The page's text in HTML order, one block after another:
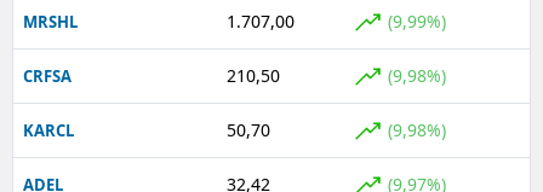
MRSHL 1.707,00 (9,99%)
CRFSA 210,50 (9,98%)
KARCL 50,70 (9,98%)
ADEL 32,42 (9,97%)